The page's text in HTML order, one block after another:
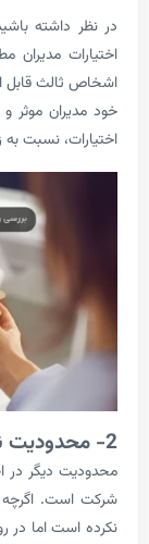
باشید هر سندی
مدیران مطلقاً باطل
قابل استناد نیست
موثر و معتبر می
نسبت به زیان های
دیگر در اختیارات
اما در رویه و توسط